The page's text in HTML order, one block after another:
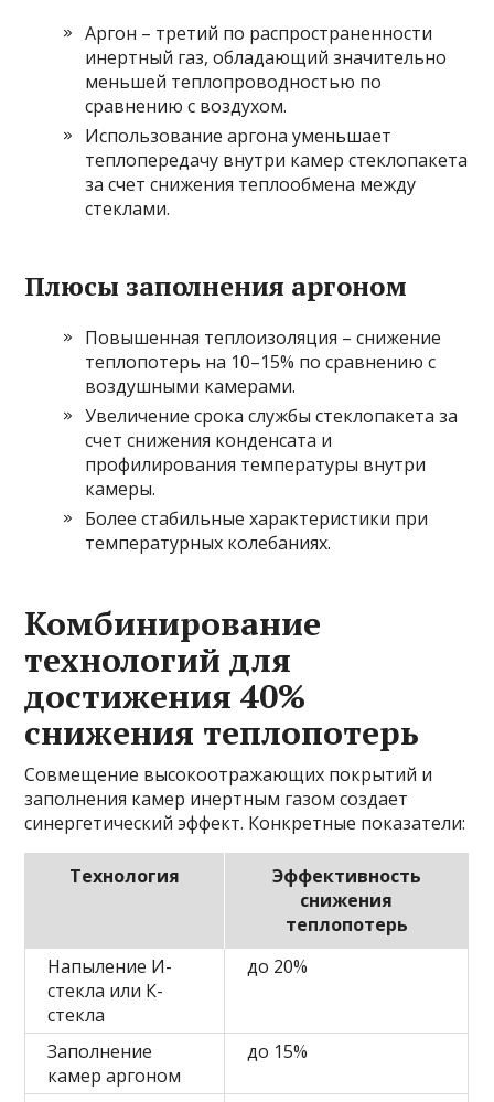
Аргон – третий по распространенности
инертный газ, обладающий значительно
меньшей теплопроводностью по
сравнению с воздухом.
Использование аргона уменьшает
теплопередачу внутри камер стеклопакета
за счет снижения теплообмена между
стеклами.
Плюсы заполнения аргоном
Повышенная теплоизоляция – снижение
теплопотерь на 10–15% по сравнению с
воздушными камерами.
Увеличение срока службы стеклопакета за
счет снижения конденсата и
профилирования температуры внутри
камеры.
Более стабильные характеристики при
температурных колебаниях.
Комбинирование
технологий для
достижения 40%
снижения теплопотерь
Совмещение высокоотражающих покрытий и
заполнения камер инертным газом создает
синергетический эффект. Конкретные показатели:
Технология
Эффективность
снижения
теплопотерь
Напыление И-
стекла или К-
стекла
до 20%
Заполнение
камер аргоном
до 15%